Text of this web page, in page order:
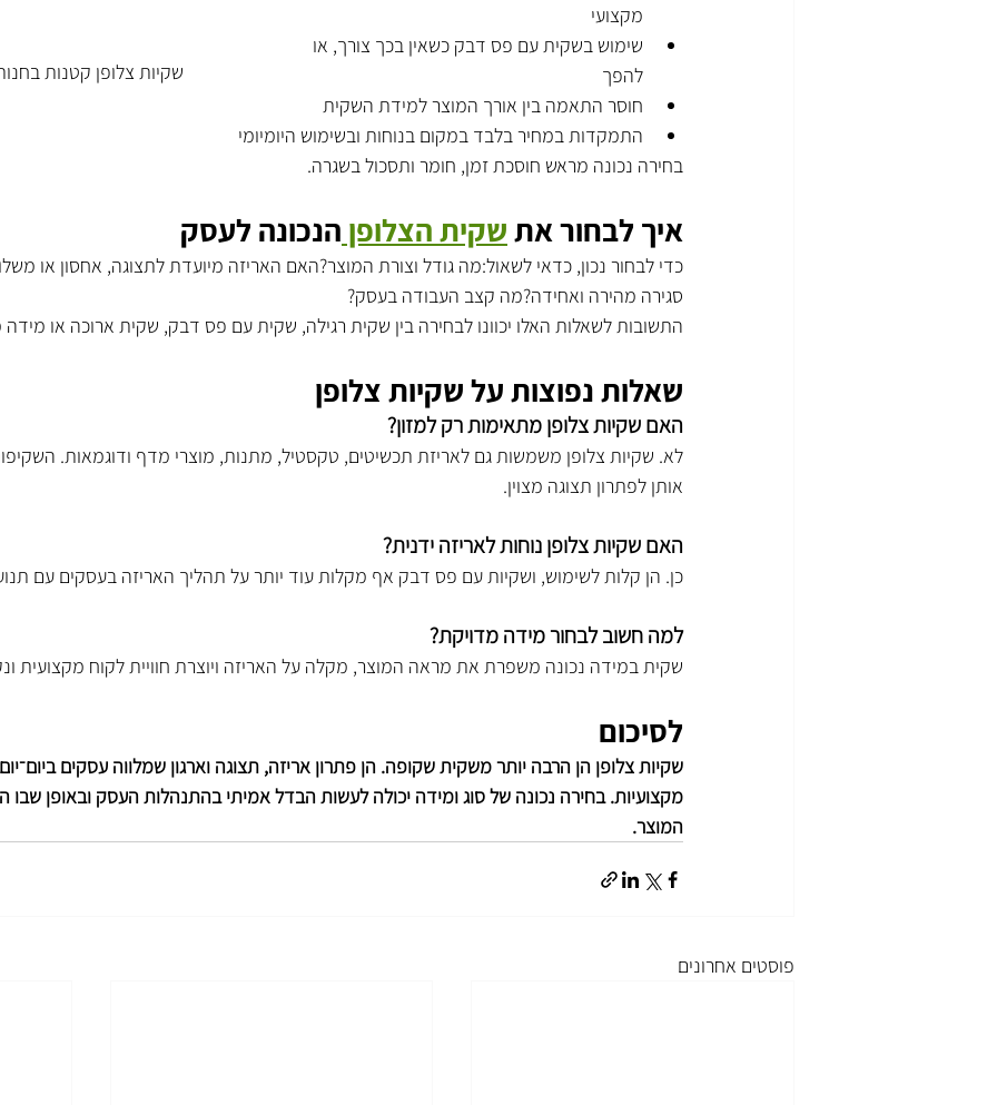
שקיות צלופן קטנות
מקצועי
שימוש בשקית עם פס דבק כשאין בכך צורך, או
להפך
חוסר התאמה בין אורך המוצר למידת השקית
התמקדות במחיר בלבד במקום בנוחות ובשימוש היומיומי
בחירה נכונה מראש חוסכת זמן, חומר ותסכול בשגרה.
איך לבחור את שקית הצלופן הנכונה לעסק
כדי לבחור נכון, כדאי לשאול:מה גודל וצורת המוצר?האם האריזה מיועדת לתצוגה, אחסון או
סגירה מהירה ואחידה?מה קצב העבודה בעסק?
התשובות לשאלות האלו יכוונו לבחירה בין שקית רגילה, שקית עם פס דבק, שקית ארוכה או
שאלות נפוצות על שקיות צלופן
האם שקיות צלופן מתאימות רק למזון?
לא. שקיות צלופן משמשות גם לאריזת תכשיטים, טקסטיל, מתנות, מוצרי מדף ודוגמאות.
אותן לפתרון תצוגה מצוין.
האם שקיות צלופן נוחות לאריזה ידנית?
כן. הן קלות לשימוש, ושקיות עם פס דבק אף מקלות עוד יותר על תהליך האריזה בעסקים עם
למה חשוב לבחור מידה מדויקת?
שקית במידה נכונה משפרת את מראה המוצר, מקלה על האריזה ויוצרת חוויית לקוח מקצועית
לסיכום
שקיות צלופן הן הרבה יותר משקית שקופה. הן פתרון אריזה, תצוגה וארגון שמלווה עסקים
מקצועיות. בחירה נכונה של סוג ומידה יכולה לעשות הבדל אמיתי בהתנהלות העסק ובאופן שבו
המוצר.
פוסטים אחרונים